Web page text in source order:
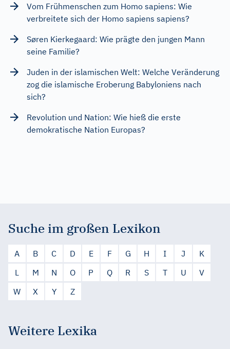
Vom Frühmenschen zum Homo sapiens: Wie
verbreitete sich der Homo sapiens sapiens?
Søren Kierkegaard: Wie prägte den jungen Mann
seine Familie?
Juden in der islamischen Welt: Welche Veränderung
zog die islamische Eroberung Babyloniens nach
sich?
Revolution und Nation: Wie hieß die erste
demokratische Nation Europas?
Suche im großen Lexikon
A B C D E F G H I J
K
L
M N O P Q R S T U
V
W
X Y Z
Weitere Lexika